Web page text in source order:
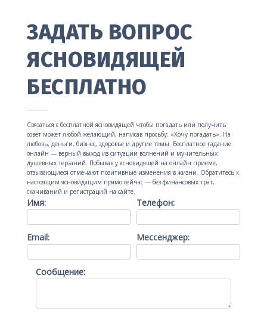
ЗАДАТЬ ВОПРОС
ЯСНОВИДЯЩЕЙ
БЕСПЛАТНО
Связаться с бесплатной ясновидящей чтобы погадать или получить
совет может любой желающий, написав просьбу: «Хочу погадать». На
любовь, деньги, бизнес, здоровье и другие темы. Бесплатное гадание
онлайн — верный выход из ситуации волнений и мучительных
душевных терзаний. Побывав у ясновидящей на онлайн приеме,
отзывающиеся отмечают позитивные изменения в жизни. Обратитесь к
настоящим ясновидящим прямо сейчас — без финансовых трат,
скачиваний и регистраций на сайте.
Имя: Телефон:
Email: Мессенджер:
Сообщение: